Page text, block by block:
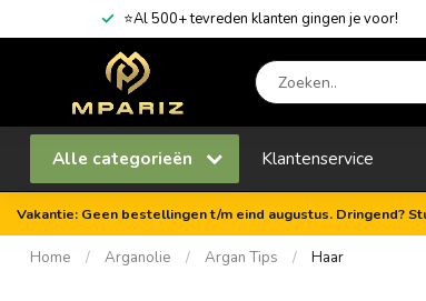
⭐Al 500+ tevreden klanten gingen je voor!
Alle categorieën Klantenservice
Vakantie: Geen bestellingen t/m eind augustus. Dringend?
Home / Arganolie / Argan Tips / Haar